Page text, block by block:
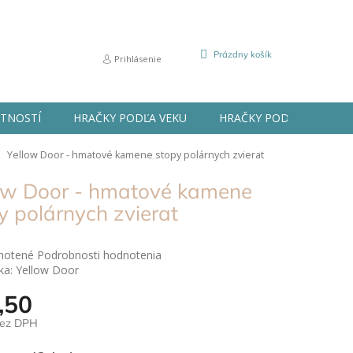
Prihlásenie
NÁKUPNÝ
Prázdny košík
HRAČKY PODĽA VEKU HRAČKY PODĽA
Yellow Door - hmatové kamene stopy polárnych zvierat
Door - hmatové kamene
polárnych zvierat
Podrobnosti hodnotenia
Yellow Door
DPH